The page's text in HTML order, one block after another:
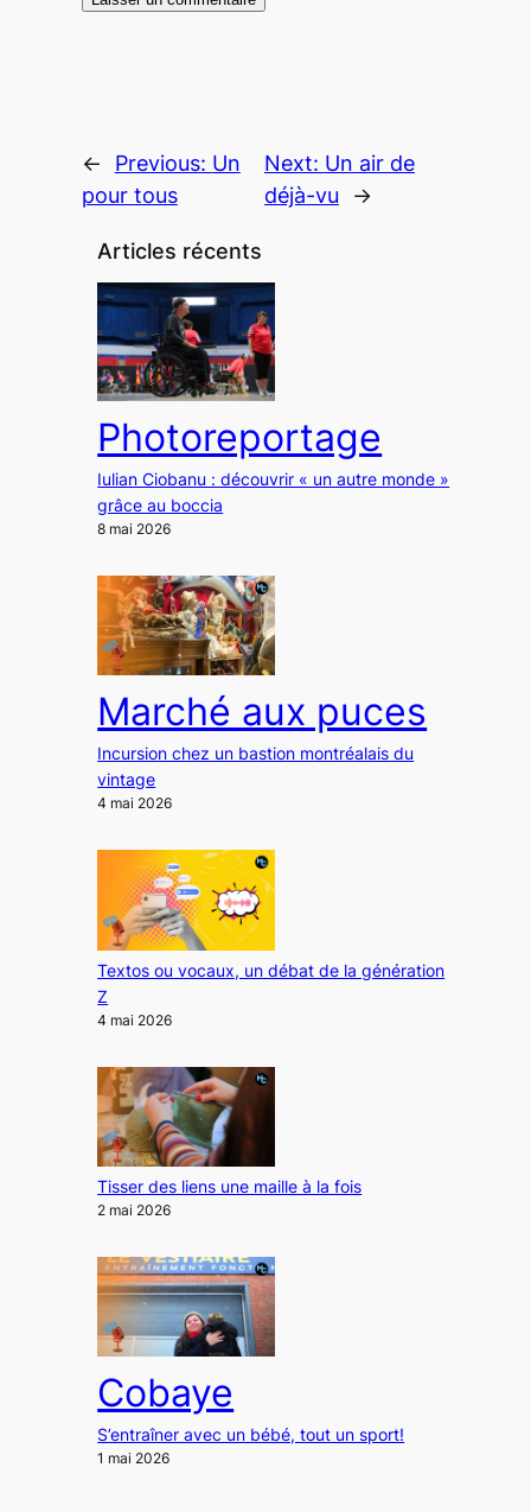
← Previous: Un
pour tous
Next: Un air de
déjà-vu
→
Articles récents
Photoreportage
Iulian Ciobanu : découvrir « un autre monde »
grâce au boccia
8 mai 2026
Marché aux puces
Incursion chez un bastion montréalais du
vintage
4 mai 2026
Textos ou vocaux, un débat de la génération
Z
4 mai 2026
Tisser des liens une maille à la fois
2 mai 2026
Cobaye
S’entraîner avec un bébé, tout un sport!
1 mai 2026